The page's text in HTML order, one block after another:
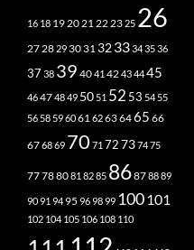
16 18 1920212223 25 26
27 28 293031 3233343536
37 38 39 4041 42434445
46474849 50 51 52 53 54 55
56 58 596061 62636465 66
676869 70 71 72737475
77788081 8285 86878889
9091 94 95 969899 100101
102 104 105 106 108 110